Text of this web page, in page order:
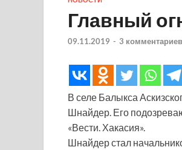
Главный
09.11.2019 - 3
В селе Балыкса
Шнайдер. Его
«Вести. Хакасия».
Шнайдер стал